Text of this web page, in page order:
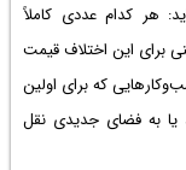
هر کدام عددی کاملاً
برای این اختلاف قیمت
که برای اولین
یا به فضای جدیدی نقل